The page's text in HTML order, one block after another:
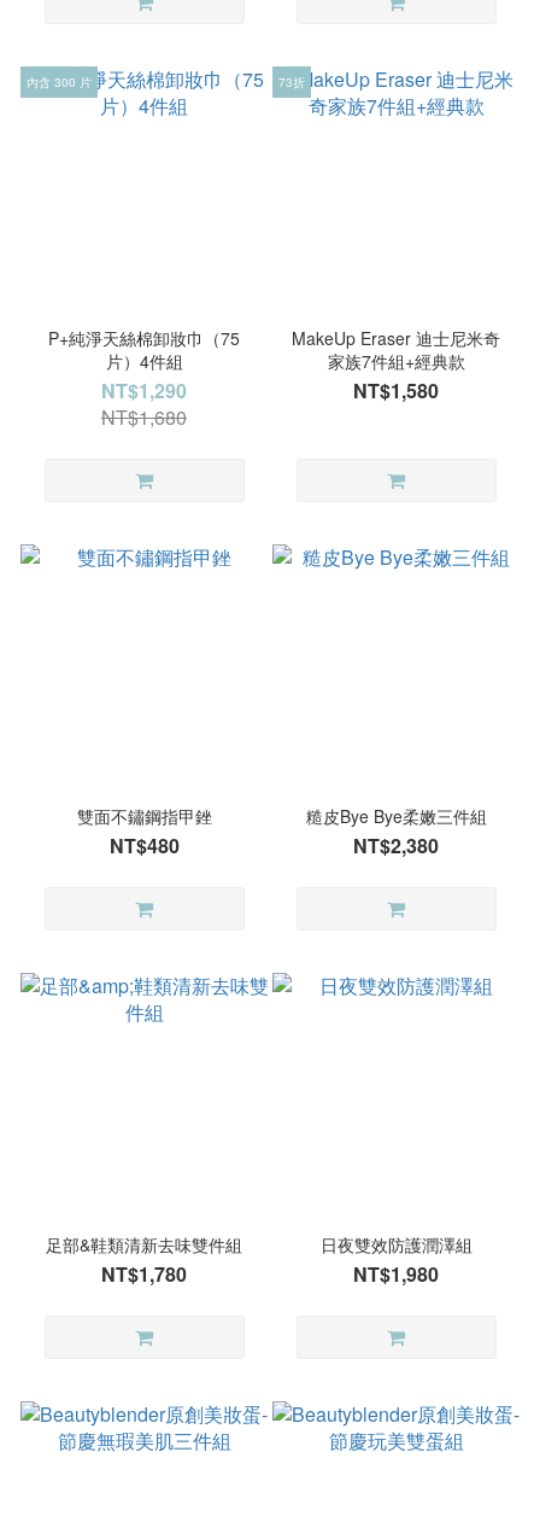
內含 300 片
P+純淨天絲棉卸妝巾（75
片）4件組
NT$1,290
NT$1,680
73折
MakeUp Eraser 迪士尼米奇
家族7件組+經典款
NT$1,580
雙面不鏽鋼指甲銼
NT$480
糙皮Bye Bye柔嫩三件組
NT$2,380
足部&鞋類清新去味雙件組
NT$1,780
日夜雙效防護潤澤組
NT$1,980